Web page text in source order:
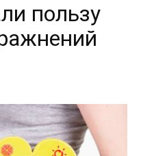
пользу